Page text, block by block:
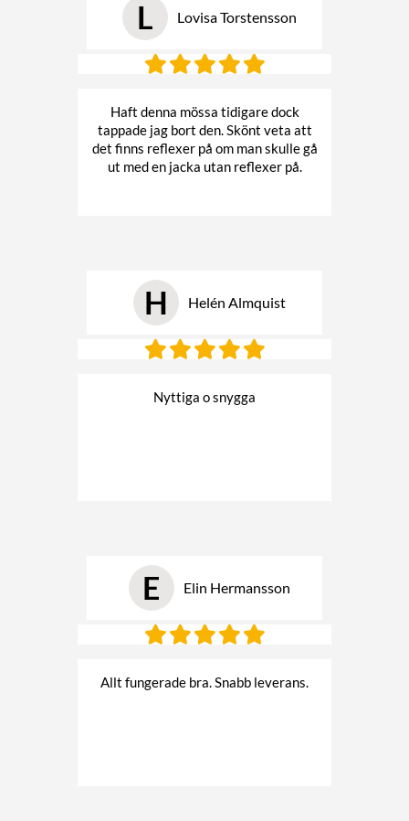
L Lovisa Torstensson
Haft denna mössa tidigare dock
tappade jag bort den. Skönt veta att
det finns reflexer på om man skulle gå
ut med en jacka utan reflexer på.
H Helén Almquist
Nyttiga o snygga
E Elin Hermansson
Allt fungerade bra. Snabb leverans.